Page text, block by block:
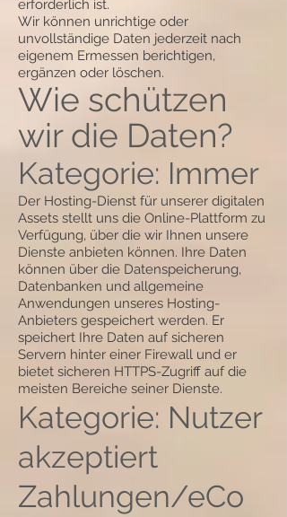
erforderlich ist.
Wir können unrichtige oder
unvollständige Daten jederzeit nach
eigenem Ermessen berichtigen,
ergänzen oder löschen.
Wie schützen
wir die Daten?
Kategorie: Immer
Der Hosting-Dienst für unserer digitalen
Assets stellt uns die Online-Plattform zu
Verfügung, über die wir Ihnen unsere
Dienste anbieten können. Ihre Daten
können über die Datenspeicherung,
Datenbanken und allgemeine
Anwendungen unseres Hosting-
Anbieters gespeichert werden. Er
speichert Ihre Daten auf sicheren
Servern hinter einer Firewall und er
bietet sicheren HTTPS-Zugriff auf die
meisten Bereiche seiner Dienste.
Kategorie: Nutzer
akzeptiert
Zahlungen/eCo